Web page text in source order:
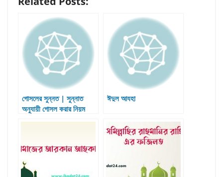
গােসলের সুন্নত | সুন্নাত
অনুযায়ী গােসল করার নিয়ম
ঈদুল আযহা